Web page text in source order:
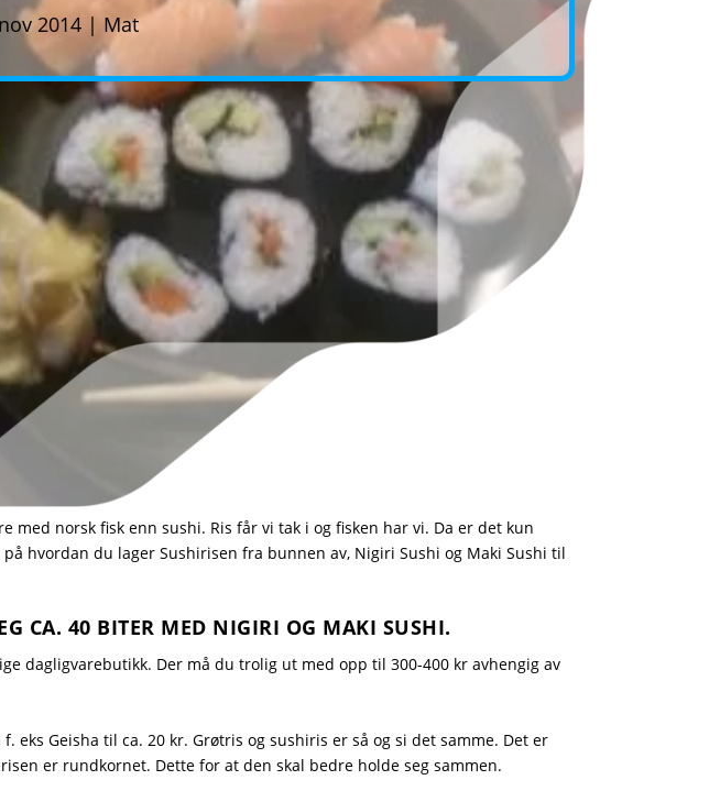
2014|Mat
med norsk fisk enn sushi. Ris får vi tak i og fisken har vi. Da er det kun
hvordan du lager Sushirisen fra bunnen av, Nigiri Sushi og Maki Sushi til
CA. 40 BITER MED NIGIRI OG MAKI SUSHI.
dagligvarebutikk. Der må du trolig ut med opp til 300-400 kr avhengig av
Geisha til ca. 20 kr. Grøtris og sushiris er så og si det samme. Det er
er rundkornet. Dette for at den skal bedre holde seg sammen.